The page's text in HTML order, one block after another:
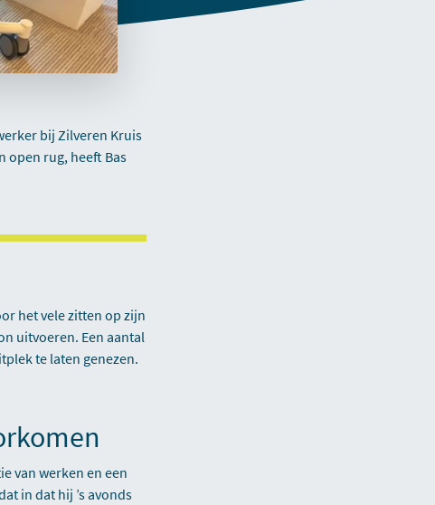
bij Zilveren Kruis
open rug, heeft Bas
het vele zitten op zijn
uitvoeren. Een aantal
te laten genezen.
van werken en een
in dat hij ’s avonds